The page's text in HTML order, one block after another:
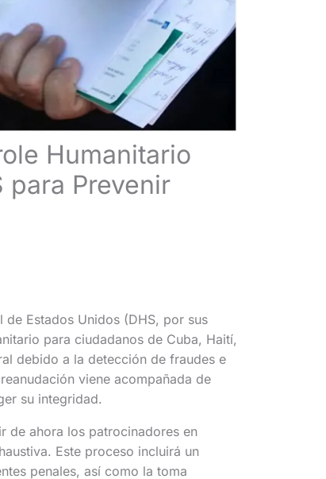
Humanitario
para Prevenir
Estados Unidos (DHS, por sus
para ciudadanos de Cuba, Haití,
debido a la detección de fraudes e
viene acompañada de
su integridad.
de ahora los patrocinadores en
Este proceso incluirá un
penales, así como la toma